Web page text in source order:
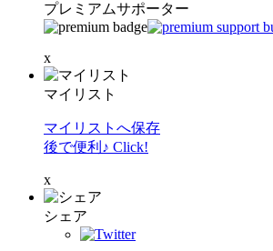
プレミアムサポーター
x
マイリスト
マイリストへ保存
後で便利♪ Click!
x
シェア